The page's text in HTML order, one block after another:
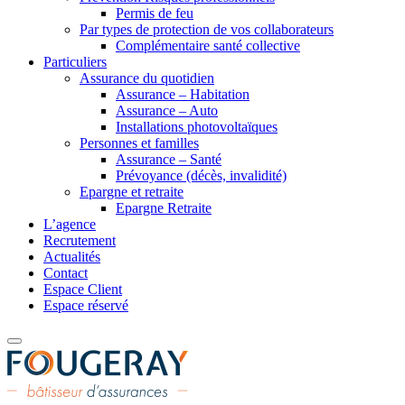
Permis de feu
Par types de protection de vos collaborateurs
Complémentaire santé collective
Particuliers
Assurance du quotidien
Assurance – Habitation
Assurance – Auto
Installations photovoltaïques
Personnes et familles
Assurance – Santé
Prévoyance (décès, invalidité)
Epargne et retraite
Epargne Retraite
L’agence
Recrutement
Actualités
Contact
Espace Client
Espace réservé